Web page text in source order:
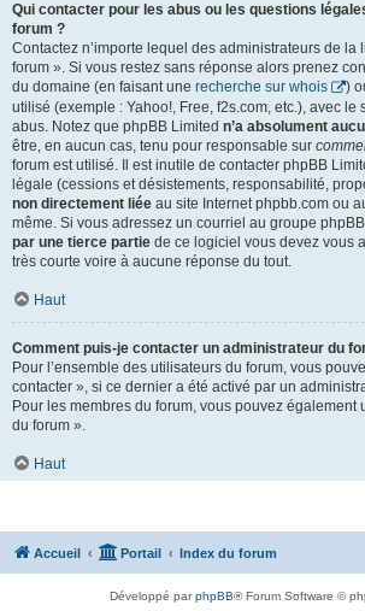
Qui contacter pour les abus ou les questions
forum ?
Contactez n’importe lequel des administrateurs de la
forum ». Si vous restez sans réponse alors prenez
du domaine (en faisant une recherche sur whois
)
utilisé (exemple : Yahoo!, Free, f2s.com, etc.), avec
abus. Notez que phpBB Limited n’a absolument
être, en aucun cas, tenu pour responsable sur
forum est utilisé. Il est inutile de contacter phpBB
légale (cessions et désistements, responsabilité,
non directement liée au site Internet phpbb.com ou
même. Si vous adressez un courriel au groupe
par une tierce partie de ce logiciel vous devez vous
très courte voire à aucune réponse du tout.
Haut
Comment puis-je contacter un administrateur du
Pour l’ensemble des utilisateurs du forum, vous
contacter », si ce dernier a été activé par un
Pour les membres du forum, vous pouvez également
du forum ».
Haut
Accueil Portail Index du forum
Développé parphpBB® Forum Software ©